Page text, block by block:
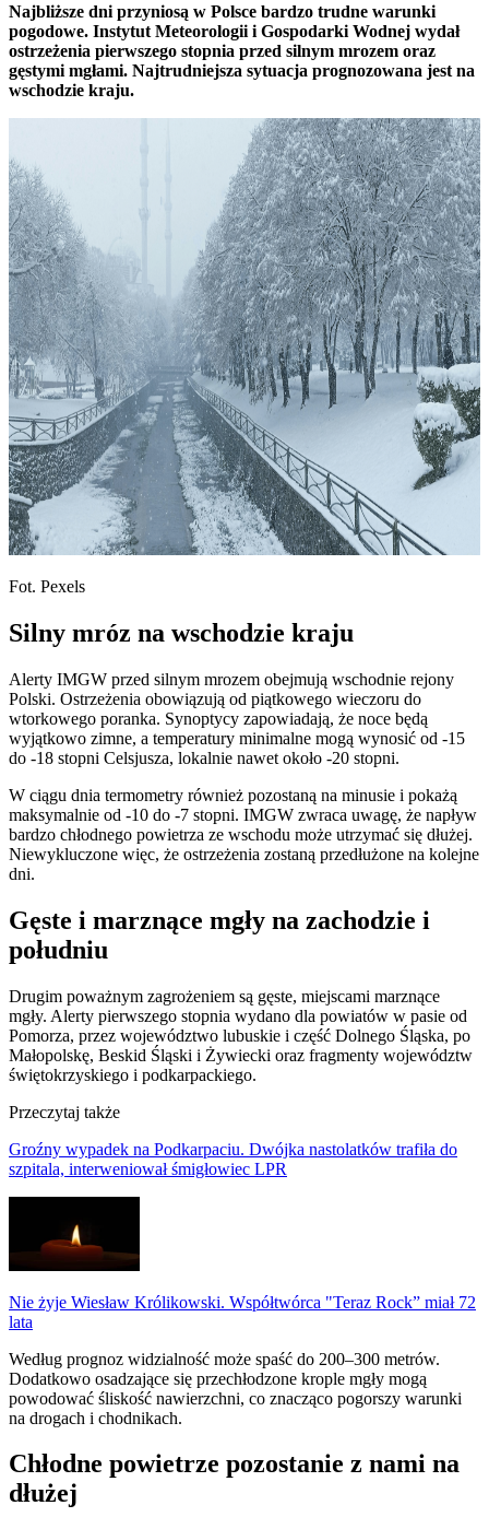
Najbliższe dni przyniosą w Polsce bardzo trudne warunki
pogodowe. Instytut Meteorologii i Gospodarki Wodnej wydał
ostrzeżenia pierwszego stopnia przed silnym mrozem oraz
gęstymi mgłami. Najtrudniejsza sytuacja prognozowana jest na
wschodzie kraju.
Fot. Pexels
Silny mróz na wschodzie kraju
Alerty IMGW przed silnym mrozem obejmują wschodnie rejony
Polski. Ostrzeżenia obowiązują od piątkowego wieczoru do
wtorkowego poranka. Synoptycy zapowiadają, że noce będą
wyjątkowo zimne, a temperatury minimalne mogą wynosić od -15
do -18 stopni Celsjusza, lokalnie nawet około -20 stopni.
W ciągu dnia termometry również pozostaną na minusie i pokażą
maksymalnie od -10 do -7 stopni. IMGW zwraca uwagę, że napływ
bardzo chłodnego powietrza ze wschodu może utrzymać się dłużej.
Niewykluczone więc, że ostrzeżenia zostaną przedłużone na kolejne
dni.
Gęste i marznące mgły na zachodzie i
południu
Drugim poważnym zagrożeniem są gęste, miejscami marznące
mgły. Alerty pierwszego stopnia wydano dla powiatów w pasie od
Pomorza, przez województwo lubuskie i część Dolnego Śląska, po
Małopolskę, Beskid Śląski i Żywiecki oraz fragmenty województw
świętokrzyskiego i podkarpackiego.
Przeczytaj także
Groźny wypadek na Podkarpaciu. Dwójka nastolatków trafiła do
szpitala, interweniował śmigłowiec LPR
Nie żyje Wiesław Królikowski. Współtwórca "Teraz Rock” miał 72
lata
Według prognoz widzialność może spaść do 200–300 metrów.
Dodatkowo osadzające się przechłodzone krople mgły mogą
powodować śliskość nawierzchni, co znacząco pogorszy warunki
na drogach i chodnikach.
Chłodne powietrze pozostanie z nami na
dłużej